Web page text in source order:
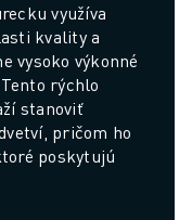
využíva
kvality a
vysoko výkonné
rýchlo
stanoviť
pričom ho
poskytujú